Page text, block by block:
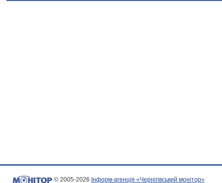
© 2005-2026 Інформ-агенція «Чернігівський монітор»